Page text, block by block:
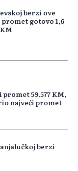
berzi ove
promet gotovo 1,6
59.577 KM,
najveći promet
berzi